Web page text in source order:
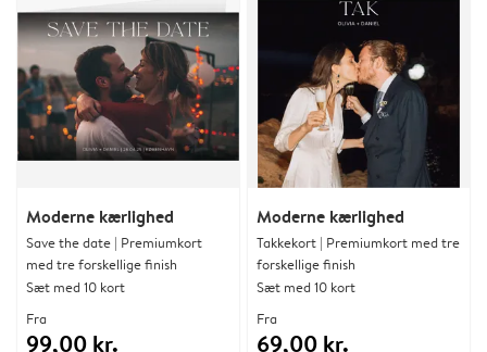
Moderne kærlighed
Save the date | Premiumkort
med tre forskellige finish
Sæt med 10 kort
Fra
99,00 kr.
Moderne kærlighed
Takkekort | Premiumkort med tre
forskellige finish
Sæt med 10 kort
Fra
69,00 kr.